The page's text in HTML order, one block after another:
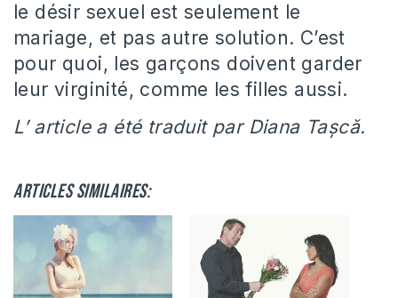
le désir sexuel est seulement le
mariage, et pas autre solution. C’est
pour quoi, les garçons doivent garder
leur virginité, comme les filles aussi.
L’ article a été traduit par Diana Tașcă.
Articles similaires: